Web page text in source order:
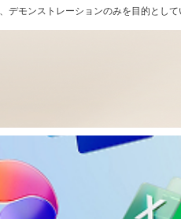
デモンストレーションのみを目的とし